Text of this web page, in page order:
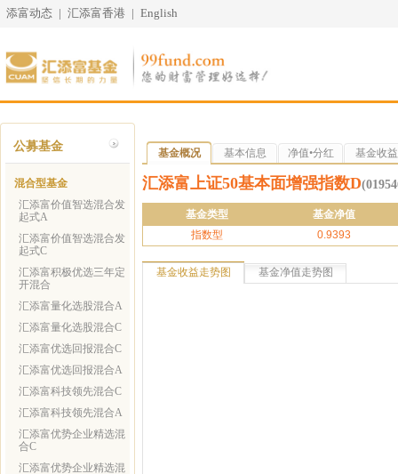
添富动态 | 汇添富香港 | English
公募基金
混合型基金
汇添富价值智选混合发
起式A
汇添富价值智选混合发
起式C
汇添富积极优选三年定
开混合
汇添富量化选股混合A
汇添富量化选股混合C
汇添富优选回报混合C
汇添富优选回报混合A
汇添富科技领先混合C
汇添富科技领先混合A
汇添富优势企业精选混
合C
汇添富优势企业精选混
基金概况 基本信息 净值•分红 基金收益
汇添富上证50基本面增强指数D
基金类型
基金净值
指数型
0.9393
基金收益走势图 基金净值走势图